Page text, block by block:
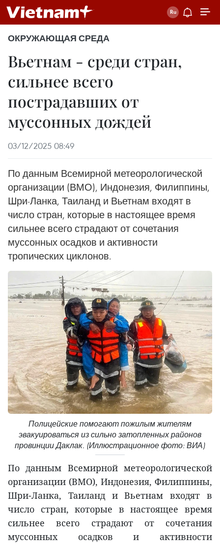
ОКРУЖАЮЩАЯ СРЕДА
Вьетнам - среди стран,
сильнее всего
пострадавших от
муссонных дождей
03/12/2025 08:49
По данным Всемирной метеорологической
организации (ВМО), Индонезия, Филиппины,
Шри-Ланка, Таиланд и Вьетнам входят в
число стран, которые в настоящее время
сильнее всего страдают от сочетания
муссонных осадков и активности
тропических циклонов.
Полицейские помогают пожилым жителям
эвакуироваться из сильно затопленных районов
провинции Даклак. (Иллюстрационное фото: ВИА)
По данным Всемирной метеорологической
организации (ВМО), Индонезия, Филиппины,
Шри-Ланка, Таиланд и Вьетнам входят в
число стран, которые в настоящее время
сильнее всего страдают от сочетания
муссонных осадков и активности